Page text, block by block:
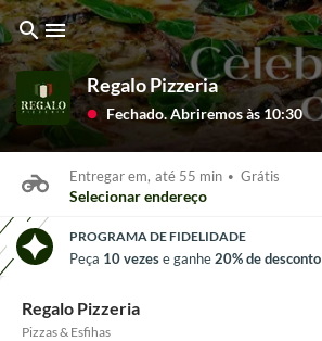
searchmenu
Regalo Pizzeria
lens Fechado. Abriremos às 10:30
Entregar em, até 55 min • Grátis
Selecionar endereço
PROGRAMA DE FIDELIDADE
Peça 10 vezese ganhe20% de desconto
Regalo Pizzeria
Pizzas & Esfihas